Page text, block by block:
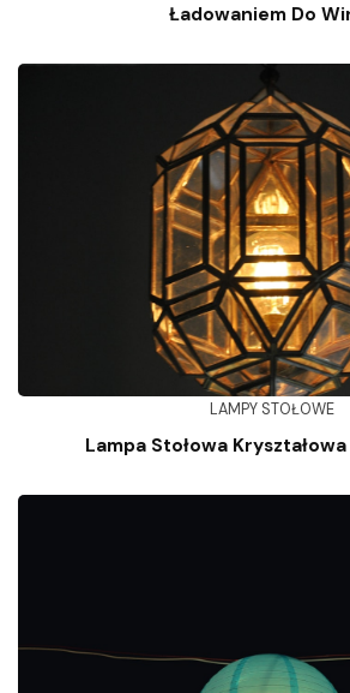
Ładowaniem Do
LAMPY STOŁOWE
Lampa Stołowa